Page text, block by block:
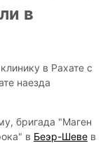
в
в Рахате с
наезда
бригада "Маген
в Беэр-Шеве в